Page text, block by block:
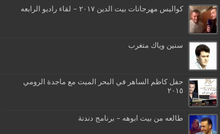
كواليس مهرجانات بيت الدين ٢٠١٧ – لقاء راديو الرابعه
سنين وياك متغرب
حفل كاظم الساهر في البحر الميت مع ماجدة الرومي
٢٠١٥
طالعه من بيت ابوهه – برنامج دندنة